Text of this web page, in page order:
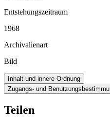
Entstehungszeitraum
1968
Archivalienart
Bild
Inhalt und innere Ordnung
Zugangs- und
Teilen